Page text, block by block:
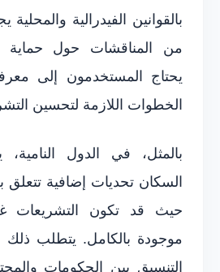
بالقوانين الفيدرالية
من المناقشات حول حماية
يحتاج المستخدمون إلى
الخطوات اللازمة لتحسين
بالمثل، في الدول
السكان تحديات إضافية تتعلق
حيث قد تكون التشريعات
موجودة بالكامل. يتطلب
التنسيق بين الحكومات